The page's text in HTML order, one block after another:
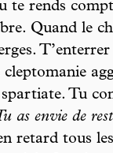
te rends
Quand le
spartiate. Tu
as envie de
retard tous